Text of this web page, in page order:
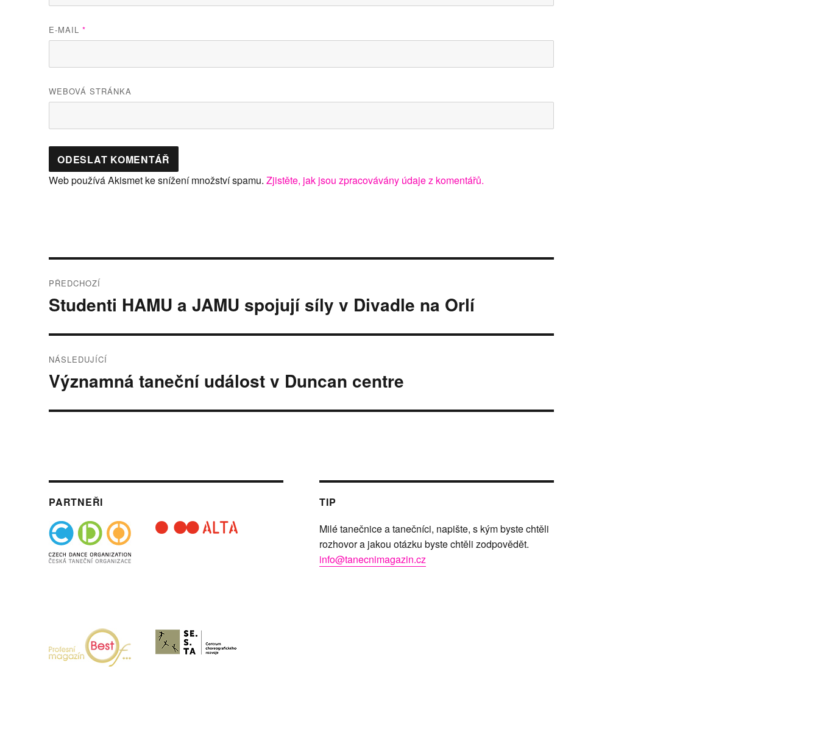
E-MAIL*
WEBOVÁ STRÁNKA
Web používá Akismet ke snížení množství spamu.Zjistěte, jak jsou zpracovávány údaje z komentářů.
pro
PŘEDCHOZÍ
Předchozí
Studenti HAMU a JAMU spojují síly v Divadle na Orlí
NÁSLEDUJÍCÍ
Následující
příspěvek:
Významná taneční událost v Duncan centre
PARTNEŘI
TIP
Milé tanečnice a tanečníci, napište, s kým byste chtěli
rozhovor a jakou otázku byste chtěli zodpovědět.
info@tanecnimagazin.cz